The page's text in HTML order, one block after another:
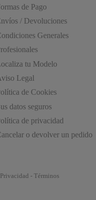
de Pago
/ Devoluciones
Generales
tu Modelo
Legal
de Cookies
datos seguros
de privacidad
o devolver un pedido
Privacidad - Términos